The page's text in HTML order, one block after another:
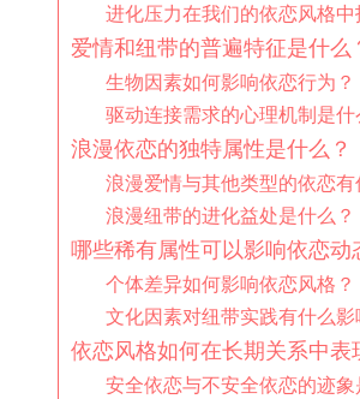
进化压力在我们的依恋风格中
爱情和纽带的普遍特征是什么
生物因素如何影响依恋行为？
驱动连接需求的心理机制是什
浪漫依恋的独特属性是什么？
浪漫爱情与其他类型的依恋有
浪漫纽带的进化益处是什么？
哪些稀有属性可以影响依恋动
个体差异如何影响依恋风格？
文化因素对纽带实践有什么影
依恋风格如何在长期关系中表
安全依恋与不安全依恋的迹象